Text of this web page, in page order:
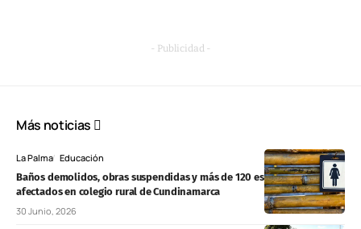
- Publicidad -
Más noticias
La Palma Educación
Baños demolidos, obras suspendidas y más de 120 estudiantes
afectados en colegio rural de Cundinamarca
30 Junio, 2026